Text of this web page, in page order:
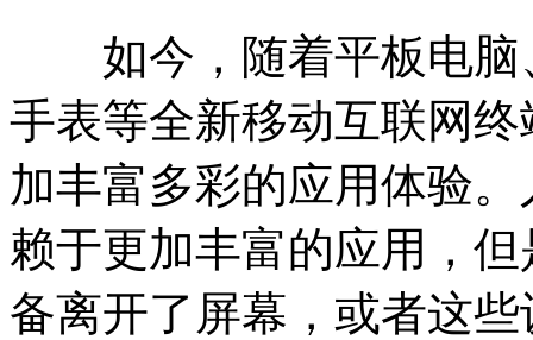
如今，随着平板电脑
手表等全新移动互联网
加丰富多彩的应用体验
赖于更加丰富的应用，
备离开了屏幕，或者这